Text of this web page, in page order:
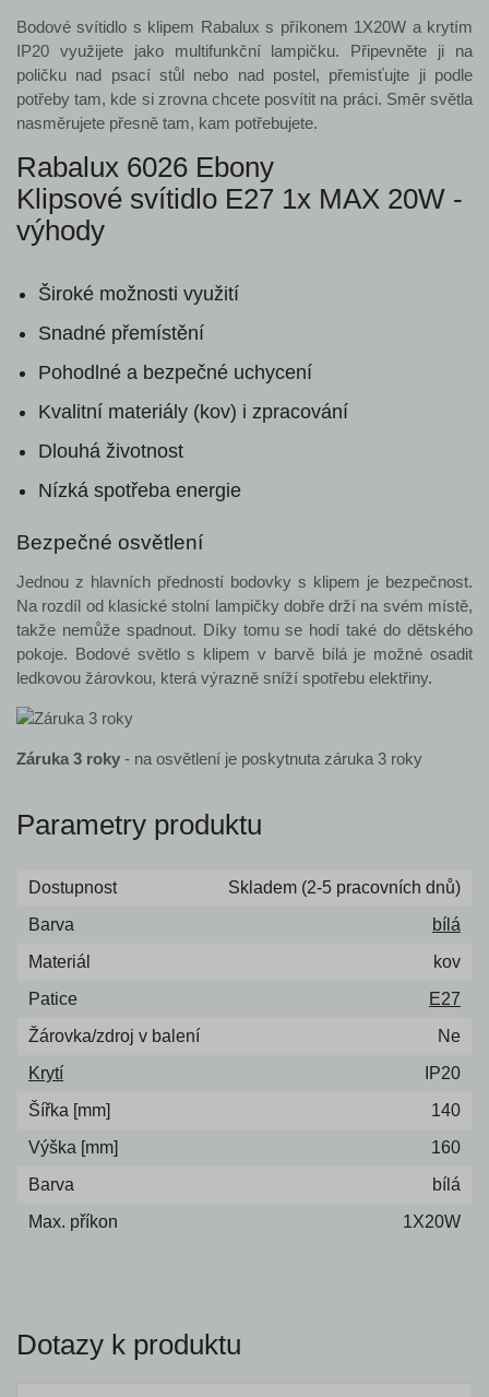
Bodové svítidlo s klipem Rabalux s příkonem 1X20W a krytím
IP20 využijete jako multifunkční lampičku. Připevněte ji na
poličku nad psací stůl nebo nad postel, přemisťujte ji podle
potřeby tam, kde si zrovna chcete posvítit na práci. Směr světla
nasměrujete přesně tam, kam potřebujete.
Rabalux 6026 Ebony
Klipsové svítidlo E27 1x MAX 20W -
výhody
Široké možnosti využití
Snadné přemístění
Pohodlné a bezpečné uchycení
Kvalitní materiály (kov) i zpracování
Dlouhá životnost
Nízká spotřeba energie
Bezpečné osvětlení
Jednou z hlavních předností bodovky s klipem je bezpečnost.
Na rozdíl od klasické stolní lampičky dobře drží na svém místě,
takže nemůže spadnout. Díky tomu se hodí také do dětského
pokoje. Bodové světlo s klipem v barvě bílá je možné osadit
ledkovou žárovkou, která výrazně sníží spotřebu elektřiny.
Záruka 3 roky - na osvětlení je poskytnuta záruka 3 roky
Parametry produktu
Dostupnost
Skladem (2-5 pracovních dnů)
Barva
bílá
Materiál
kov
Patice
E27
Žárovka/zdroj v balení
Ne
Krytí
IP20
Šířka [mm]
140
Výška [mm]
160
Barva
bílá
Max. příkon
1X20W
Dotazy k produktu